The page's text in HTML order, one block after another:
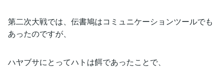
第二次大戦では、伝書鳩はコミュニケーションツールでも
あったのですが、
ハヤブサにとってハトは餌であったことで、